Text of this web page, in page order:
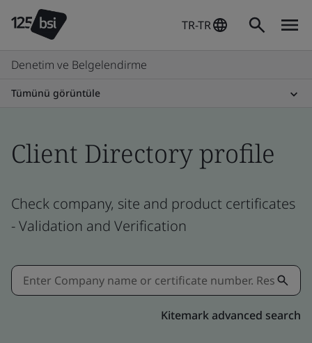
TR-TR
Denetim ve Belgelendirme
Tümünü görüntüle
Client Directory profile
Check company, site and product certificates
- Validation and Verification
Kitemark advanced search